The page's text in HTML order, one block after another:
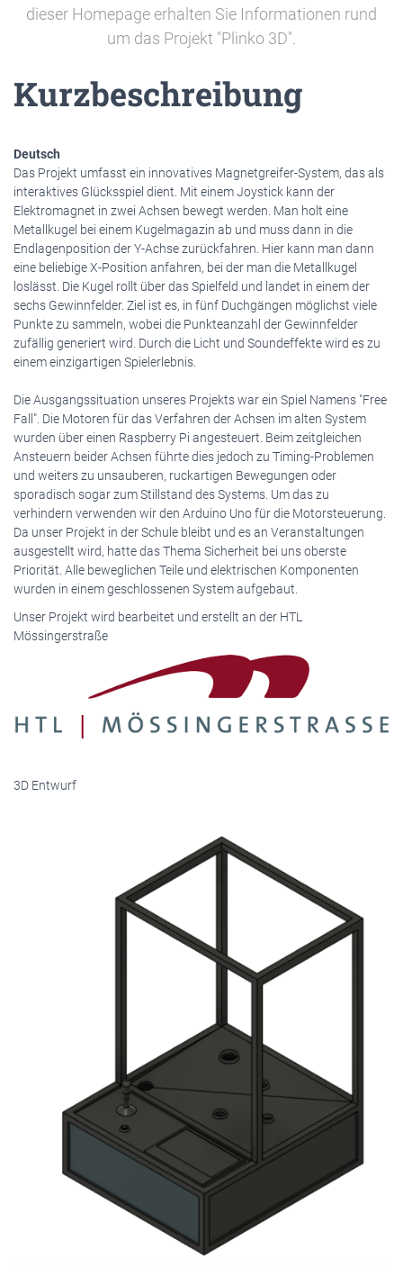
dieser Homepage erhalten Sie Informationen rund
um das Projekt "Plinko 3D".
Kurzbeschreibung
Deutsch
Das Projekt umfasst ein innovatives Magnetgreifer-System, das als
interaktives Glücksspiel dient. Mit einem Joystick kann der
Elektromagnet in zwei Achsen bewegt werden. Man holt eine
Metallkugel bei einem Kugelmagazin ab und muss dann in die
Endlagenposition der Y-Achse zurückfahren. Hier kann man dann
eine beliebige X-Position anfahren, bei der man die Metallkugel
loslässt. Die Kugel rollt über das Spielfeld und landet in einem der
sechs Gewinnfelder. Ziel ist es, in fünf Duchgängen möglichst viele
Punkte zu sammeln, wobei die Punkteanzahl der Gewinnfelder
zufällig generiert wird. Durch die Licht und Soundeffekte wird es zu
einem einzigartigen Spielerlebnis.
Die Ausgangssituation unseres Projekts war ein Spiel Namens "Free
Fall". Die Motoren für das Verfahren der Achsen im alten System
wurden über einen Raspberry Pi angesteuert. Beim zeitgleichen
Ansteuern beider Achsen führte dies jedoch zu Timing-Problemen
und weiters zu unsauberen, ruckartigen Bewegungen oder
sporadisch sogar zum Stillstand des Systems. Um das zu
verhindern verwenden wir den Arduino Uno für die Motorsteuerung.
Da unser Projekt in der Schule bleibt und es an Veranstaltungen
ausgestellt wird, hatte das Thema Sicherheit bei uns oberste
Priorität. Alle beweglichen Teile und elektrischen Komponenten
wurden in einem geschlossenen System aufgebaut.
Unser Projekt wird bearbeitet und erstellt an der HTL
Mössingerstraße
3D Entwurf